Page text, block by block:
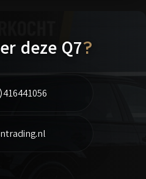
deze Q7?